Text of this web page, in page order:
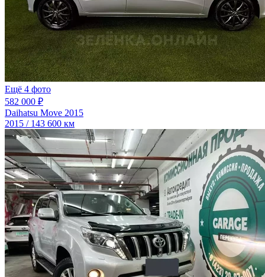
Ещё 4 фото
582 000 ₽
Daihatsu Move 2015
2015 / 143 600 км